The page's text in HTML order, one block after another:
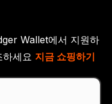
Wallet에서 지원하
세요 지금 쇼핑하기